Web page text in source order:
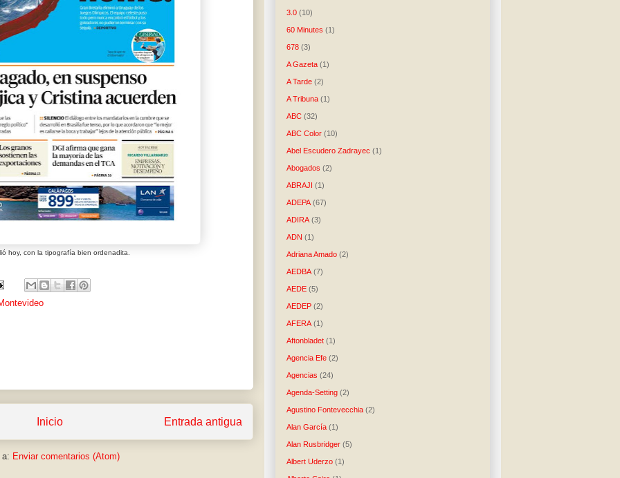
hoy, con la tipografía bien ordenadita.
Entrada antigua
Inicio
Enviar comentarios (Atom)
3.0 (10)
60 Minutes (1)
678 (3)
A Gazeta (1)
A Tarde (2)
A Tribuna (1)
ABC (32)
ABC Color (10)
Abel Escudero Zadrayec (1)
Abogados (2)
ABRAJI (1)
ADEPA (67)
ADIRA (3)
ADN (1)
Adriana Amado (2)
AEDBA (7)
AEDE (5)
AEDEP (2)
AFERA (1)
Aftonbladet (1)
Agencia Efe (2)
Agencias (24)
Agenda-Setting (2)
Agustino Fontevecchia (2)
Alan García (1)
Alan Rusbridger (5)
Albert Uderzo (1)